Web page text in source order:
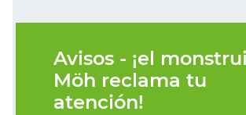
Avisos - ¡el
Möh reclama tu
atención!